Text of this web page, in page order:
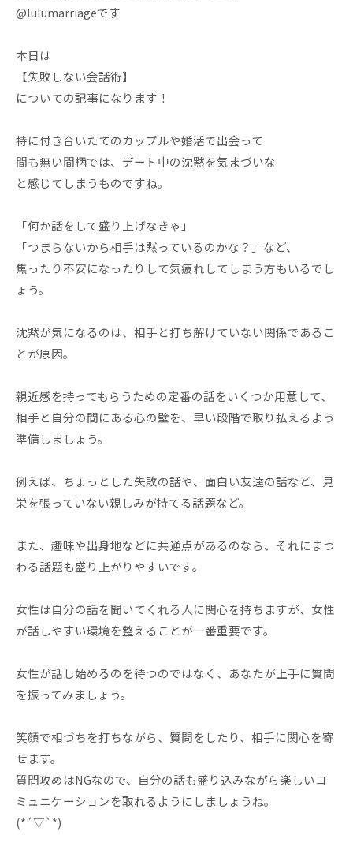
@lulumarriageです
本日は
【失敗しない会話術】
についての記事になります！
特に付き合いたてのカップルや婚活で出会って
間も無い間柄では、デート中の沈黙を気まづいな
と感じてしまうものですね。
「何か話をして盛り上げなきゃ」
「つまらないから相手は黙っているのかな？」など、
焦ったり不安になったりして気疲れしてしまう方もいるでし
ょう。
沈黙が気になるのは、相手と打ち解けていない関係であるこ
とが原因。
親近感を持ってもらうための定番の話をいくつか用意して、
相手と自分の間にある心の壁を、早い段階で取り払えるよう
準備しましょう。
例えば、ちょっとした失敗の話や、面白い友達の話など、見
栄を張っていない親しみが持てる話題など。
また、趣味や出身地などに共通点があるのなら、それにまつ
わる話題も盛り上がりやすいです。
女性は自分の話を聞いてくれる人に関心を持ちますが、女性
が話しやすい環境を整えることが一番重要です。
女性が話し始めるのを待つのではなく、あなたが上手に質問
を振ってみましょう。
笑顔で相づちを打ちながら、質問をしたり、相手に関心を寄
せます。
質問攻めはNGなので、自分の話も盛り込みながら楽しいコ
ミュニケーションを取れるようにしましょうね。
(*´▽`*)